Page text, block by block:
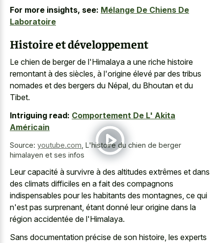
For more insights, see: Mélange De Chiens De
Laboratoire
Histoire et développement
Le chien de berger de l'Himalaya a une riche histoire
remontant à des siècles, à l'origine élevé par des tribus
nomades et des bergers du Népal, du Bhoutan et du
Tibet.
Intriguing read: Comportement De L' Akita
Américain
Source: youtube.com L'histoire du chien de berger
himalayen et ses infos
Leur capacité à survivre à des altitudes extrêmes et dans
des climats difficiles en a fait des compagnons
indispensables pour les habitants des montagnes, ce qui
n'est pas surprenant, étant donné leur origine dans la
région accidentée de l'Himalaya.
Sans documentation précise de son histoire, les experts